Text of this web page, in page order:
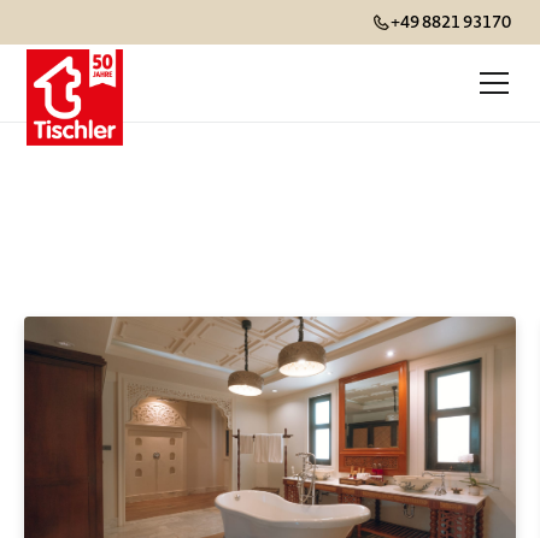
+49 8821 93170